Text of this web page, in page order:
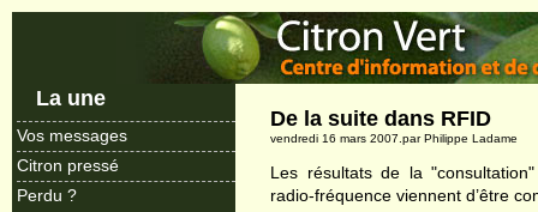
La une
Vos messages
Citron pressé
Perdu ?
De la suite dans RFID
vendredi 16 mars 2007.par Philippe Ladame
Les résultats de la
radio-fréquence viennent d’être